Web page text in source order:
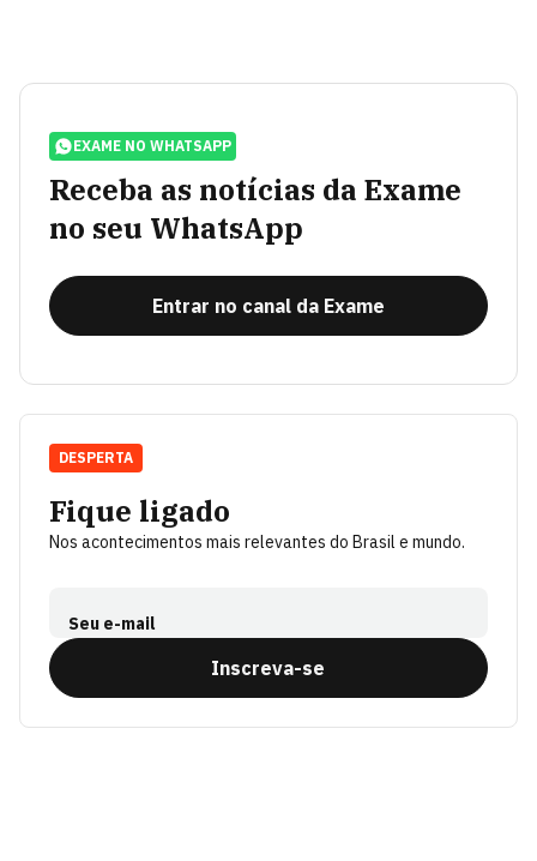
EXAME NO WHATSAPP
Receba as notícias da Exame
no seu WhatsApp
Entrar no canal da Exame
Fique ligado
Nos acontecimentos mais relevantes do Brasil e mundo.
Seu e-mail
Inscreva-se
DESPERTA